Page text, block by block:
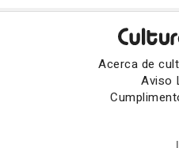
Acerca de
Aviso